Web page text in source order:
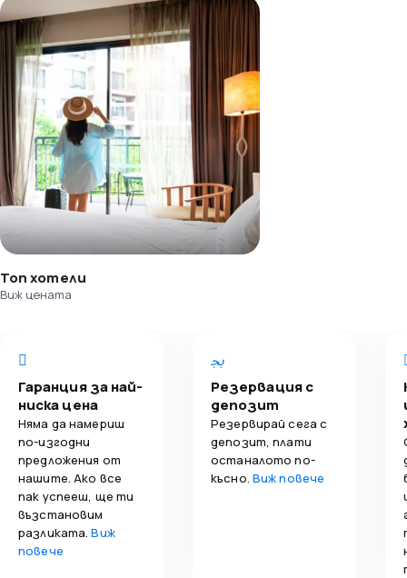
Топ хотели
Виж цената
Гаранция за най-
ниска цена
Няма да намериш
по-изгодни
предложения от
нашите. Ако все
пак успееш, ще ти
възстановим
разликата.Виж
повече
Резервация с
депозит
Резервирай сега с
депозит, плати
останалото по-
късно. Виж повече